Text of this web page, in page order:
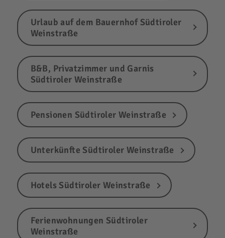
Urlaub auf dem Bauernhof Südtiroler
Weinstraße
B&B, Privatzimmer und Garnis
Südtiroler Weinstraße
Pensionen Südtiroler Weinstraße
Unterkünfte Südtiroler Weinstraße
Hotels Südtiroler Weinstraße
Ferienwohnungen Südtiroler
Weinstraße